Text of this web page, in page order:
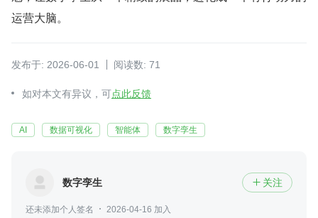
运营大脑。
发布于: 2026-06-01 阅读数: 71
如对本文有异议，可点此反馈
AI 数据可视化 智能体 数字孪生
数字孪生  关注
还未添加个人签名
2026-04-16 加入